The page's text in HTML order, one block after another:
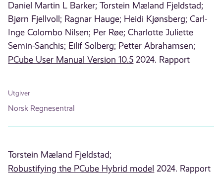
Daniel Martin L Barker; Torstein Mæland Fjeldstad;
Bjørn Fjellvoll; Ragnar Hauge; Heidi Kjønsberg; Carl-
Inge Colombo Nilsen; Per Røe; Charlotte Juliette
Semin-Sanchis; Eilif Solberg; Petter Abrahamsen;
PCube User Manual Version 10.5 2024. Rapport
Utgiver
Norsk Regnesentral
Torstein Mæland Fjeldstad;
Robustifying the PCube Hybrid model 2024. Rapport